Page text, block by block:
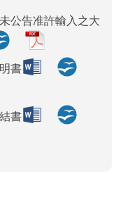
係公開專區
公告准許輸入之大
書
書